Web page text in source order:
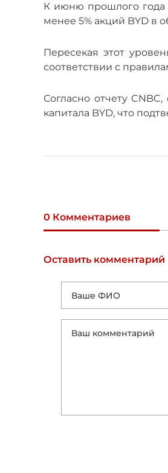
К июню прошлого года
менее 5% акций BYD в
Пересекая этот
соответствии с
Согласно отчету
капитала BYD, что
0 Комментариев
Оставить комментарий